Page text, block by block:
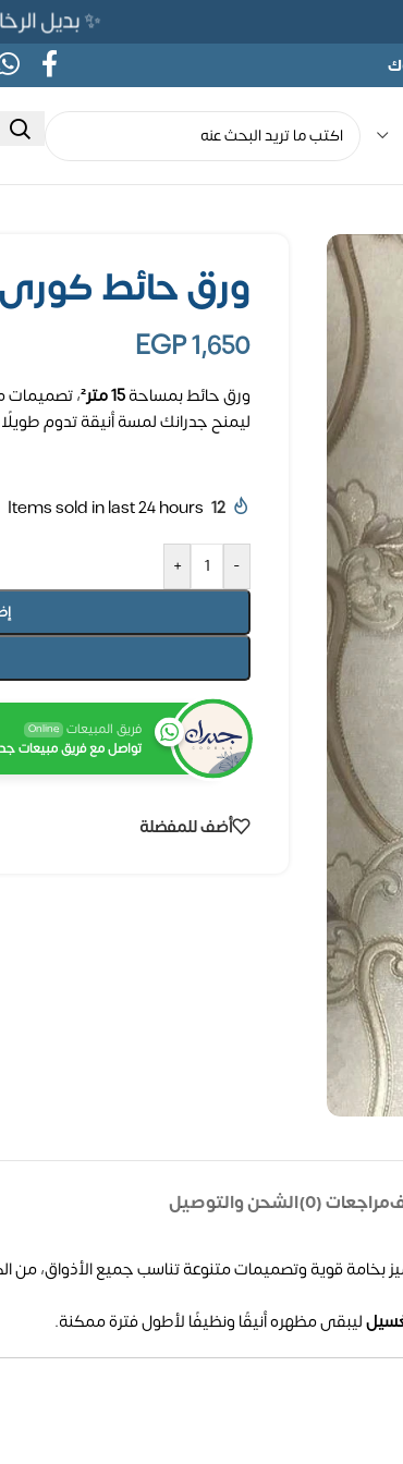
✨ بديل الرخام المرن 565ج بدلًا من
ورق حائط كورى – 15 متر
EGP1,650
ورق حائط بمساحة15 متر²
، تصميمات
ليمنح جدرانك لمسة أنيقة تدوم
12
Items sold in last 24 hours
-
+
فريق المبيعات Online
تواصل مع فريق مبيعات
أضف للمفضلة
مراجعات (0) الشحن والتوصيل
بخامة قوية وتصميمات متنوعة تناسب جميع الأذواق، من
ليبقى مظهره أنيقًا ونظيفًا لأطول فترة ممكنة.